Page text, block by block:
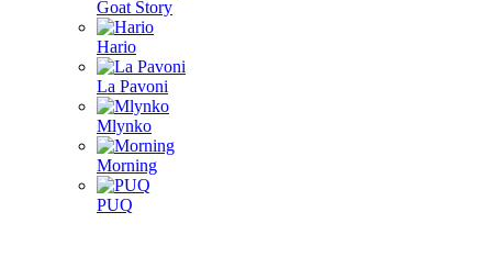
Goat Story
Hario
La Pavoni
Mlynko
Morning
PUQ